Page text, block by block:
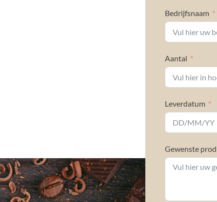
Bedrijfsnaam
Aantal
Leverdatum
Gewenste